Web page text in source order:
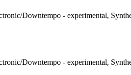
Downtempo - experimental,
Downtempo - experimental,